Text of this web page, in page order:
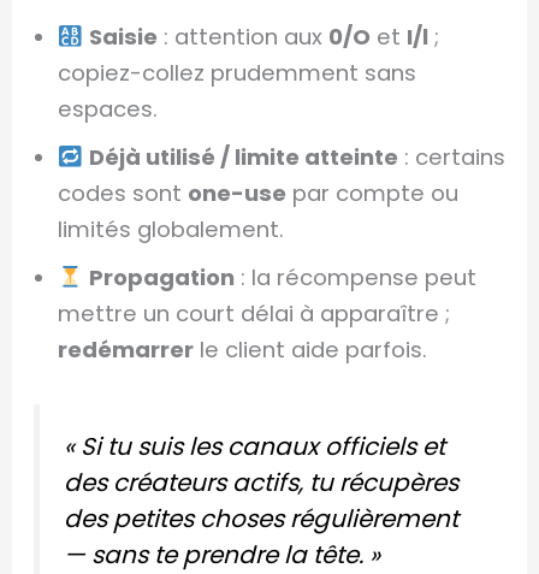
Saisie : attention aux 0/O et I/l ;
copiez-collez prudemment sans
espaces.
Déjà utilisé / limite atteinte : certains
codes sont one-use par compte ou
limités globalement.
Propagation : la récompense peut
mettre un court délai à apparaître ;
redémarrer le client aide parfois.
« Si tu suis les canaux officiels et
des créateurs actifs, tu récupères
des petites choses régulièrement
— sans te prendre la tête. »